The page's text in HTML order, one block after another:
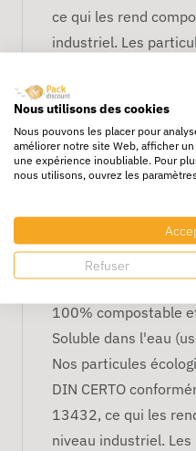
ce qui les rend
industriel. Les
entièrement
compostables : air,
produit de
compost utilisable
nutritifs au sol, ce
Il se présente en
disponible en sacs.
100% compostable
Soluble dans l'eau
Nos particules
DIN CERTO
13432, ce qui les
niveau industriel.
Nous utilisons des cookies
Nous pouvons les placer pour
améliorer notre site Web, afficher
une expérience inoubliable. Pour
nous utilisons, ouvrez les
Refuser